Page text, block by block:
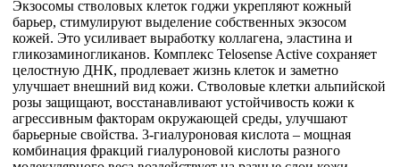
Экзосомы стволовых клеток годжи укрепляют кожный
барьер, стимулируют выделение собственных экзосом
кожей. Это усиливает выработку коллагена, эластина и
гликозаминогликанов. Комплекс Telosense Active сохраняет
целостную ДНК, продлевает жизнь клеток и заметно
улучшает внешний вид кожи. Стволовые клетки альпийской
розы защищают, восстанавливают устойчивость кожи к
агрессивным факторам окружающей среды, улучшают
барьерные свойства. 3-гиалуроновая кислота – мощная
комбинация фракций гиалуроновой кислоты разного